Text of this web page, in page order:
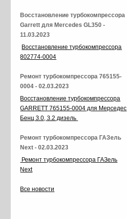
Восстановление турбокомпрессора
Garrett для Mercedes GL350 -
11.03.2023
Восстановление турбокомпрессора
802774-0004
Ремонт турбокомпрессора 765155-
0004 - 02.03.2023
Восстановление турбокомпрессора
GARRETT 765155-0004 для Мерседес
Бенц 3.0, 3.2 дизель
Ремонт турбокомпрессора ГАЗель
Next - 02.03.2023
Ремонт турбокомпрессора ГАЗель
Next
Все новости